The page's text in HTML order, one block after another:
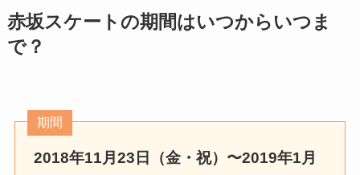
赤坂スケートの期間はいつからいつま
で？
期間
2018年11月23日（金・祝）〜2019年1月